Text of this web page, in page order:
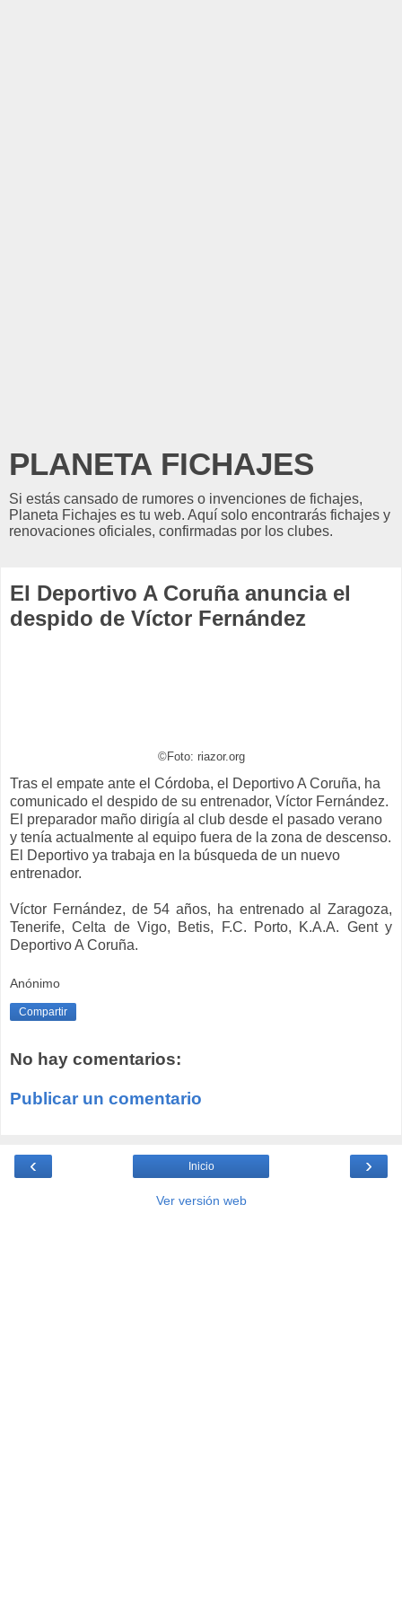
PLANETA FICHAJES
Si estás cansado de rumores o invenciones de fichajes,
Planeta Fichajes es tu web. Aquí solo encontrarás fichajes y
renovaciones oficiales, confirmadas por los clubes.
El Deportivo A Coruña anuncia el
despido de Víctor Fernández
©Foto: riazor.org
Tras el empate ante el Córdoba, el Deportivo A Coruña, ha
comunicado el despido de su entrenador, Víctor Fernández.
El preparador maño dirigía al club desde el pasado verano
y tenía actualmente al equipo fuera de la zona de descenso.
El Deportivo ya trabaja en la búsqueda de un nuevo
entrenador.
Víctor Fernández, de 54 años, ha entrenado al Zaragoza,
Tenerife, Celta de Vigo, Betis, F.C. Porto, K.A.A. Gent y
Deportivo A Coruña.
Anónimo
Compartir
No hay comentarios:
Publicar un comentario
‹ ›
Inicio
Ver versión web